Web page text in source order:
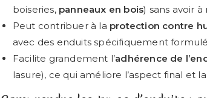
boiseries, panneaux en bois) sans avoir
Peut contribuer à la protection contre
avec des enduits spécifiquement
Facilite grandement l’adhérence de
lasure), ce qui améliore l’aspect final et la